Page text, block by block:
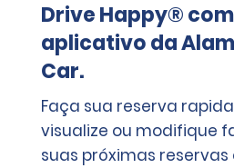
Drive Happy®
aplicativo da
Car.
Faça sua reserva
visualize ou modifique
suas próximas